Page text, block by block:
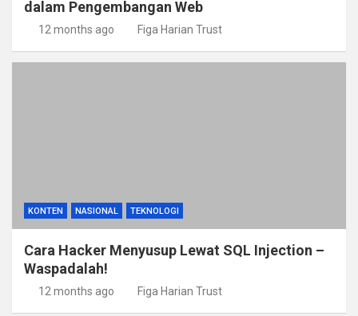
dalam Pengembangan Web
12 months ago Figa Harian Trust
KONTEN NASIONAL TEKNOLOGI
Cara Hacker Menyusup Lewat SQL Injection –
Waspadalah!
12 months ago Figa Harian Trust